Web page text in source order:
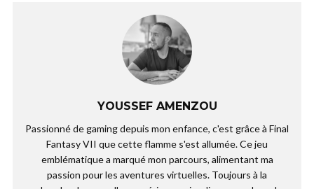
YOUSSEF AMENZOU
Passionné de gaming depuis mon enfance, c'est grâce à Final
Fantasy VII que cette flamme s'est allumée. Ce jeu
emblématique a marqué mon parcours, alimentant ma
passion pour les aventures virtuelles. Toujours à la